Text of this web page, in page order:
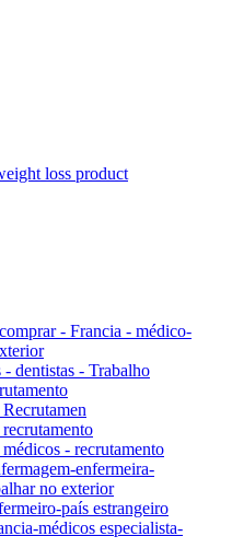
loss product
- Francia - médico-
dentistas - Trabalho
- recrutamento
enfermeira-
no exterior
país estrangeiro
médicos especialista-